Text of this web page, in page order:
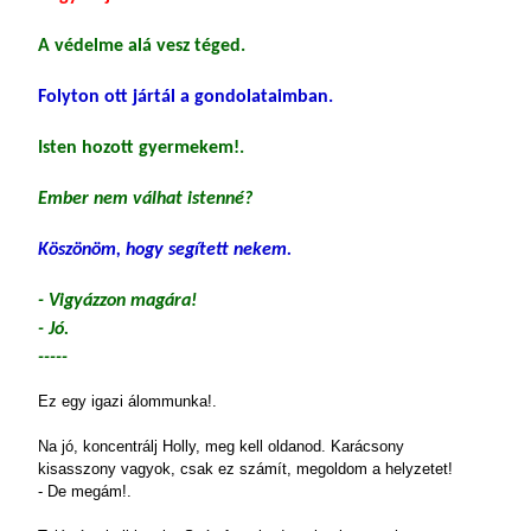
A védelme alá vesz téged.
Folyton ott jártál a gondolataimban.
Isten hozott gyermekem!.
Ember nem válhat istenné?
Köszönöm, hogy segített nekem.
- Vigyázzon magára!
- Jó.
-----
Ez egy igazi álommunka!.
Na jó, koncentrálj Holly, meg kell oldanod. Karácsony
kisasszony vagyok, csak ez számít, megoldom a helyzetet!
- De megám!.